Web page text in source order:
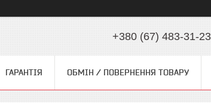
+380 (67) 483-31-23
ГАРАНТІЯ ОБМІН / ПОВЕРНЕННЯ ТОВАРУ